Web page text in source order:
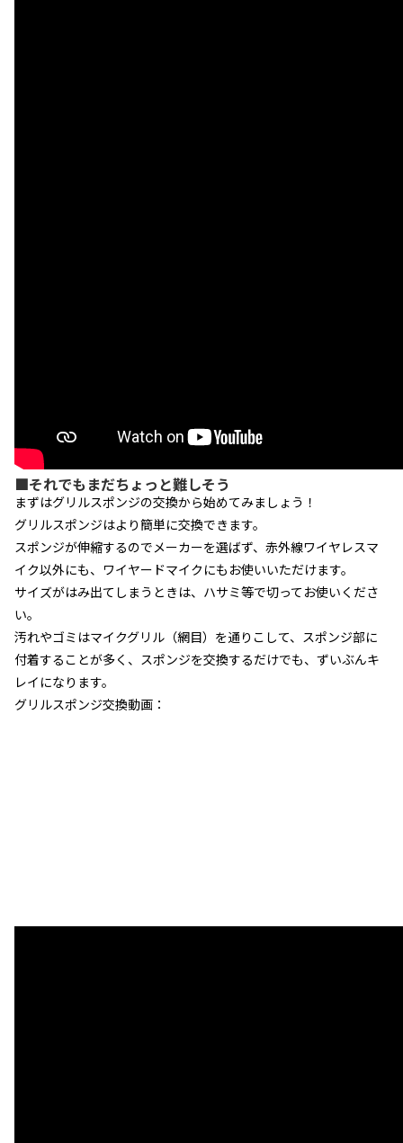
■それでもまだちょっと難しそう
まずはグリルスポンジの交換から始めてみましょう！
グリルスポンジはより簡単に交換できます。
スポンジが伸縮するのでメーカーを選ばず、赤外線ワイヤレスマ
イク以外にも、ワイヤードマイクにもお使いいただけます。
サイズがはみ出てしまうときは、ハサミ等で切ってお使いくださ
い。
汚れやゴミはマイクグリル（網目）を通りこして、スポンジ部に
付着することが多く、スポンジを交換するだけでも、ずいぶんキ
レイになります。
グリルスポンジ交換動画：